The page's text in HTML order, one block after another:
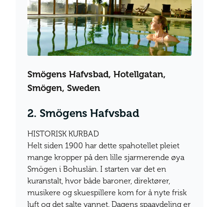
Smögens Hafvsbad, Hotellgatan,
Smögen, Sweden
2. Smögens Hafvsbad
HISTORISK KURBAD
Helt siden 1900 har dette spahotellet pleiet
mange kropper på den lille sjarmerende øya
Smögen i Bohuslän. I starten var det en
kuranstalt, hvor både baroner, direktører,
musikere og skuespillere kom for å nyte frisk
luft og det salte vannet. Dagens spaavdeling er